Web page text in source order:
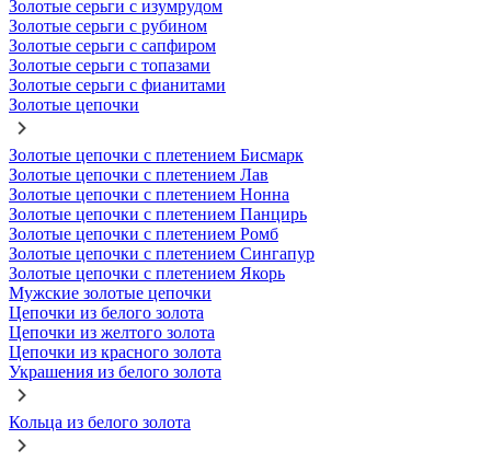
Золотые серьги с изумрудом
Золотые серьги с рубином
Золотые серьги с сапфиром
Золотые серьги с топазами
Золотые серьги с фианитами
Золотые цепочки
Золотые цепочки с плетением Бисмарк
Золотые цепочки с плетением Лав
Золотые цепочки с плетением Нонна
Золотые цепочки с плетением Панцирь
Золотые цепочки с плетением Ромб
Золотые цепочки с плетением Сингапур
Золотые цепочки с плетением Якорь
Мужские золотые цепочки
Цепочки из белого золота
Цепочки из желтого золота
Цепочки из красного золота
Украшения из белого золота
Кольца из белого золота